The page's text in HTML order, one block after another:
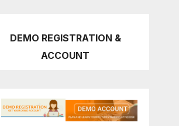
DEMO REGISTRATION &
ACCOUNT